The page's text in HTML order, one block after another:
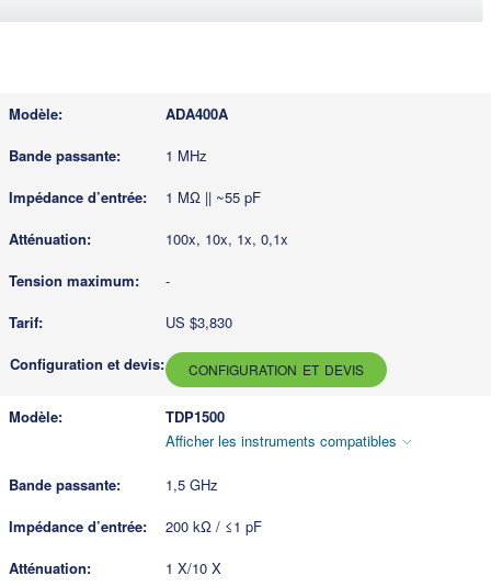
ADA400A
1 MHz
1 MΩ || ~55 pF
100x, 10x, 1x, 0,1x
-
US $3,830
CONFIGURATION ET DEVIS
TDP1500
Afficher les instruments compatibles
1,5 GHz
200 kΩ / ≤1 pF
1 X/10 X